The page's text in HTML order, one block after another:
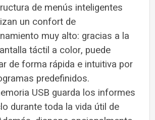
de menús inteligentes
un confort de
muy alto: gracias a la
táctil a color, puede
de forma rápida e intuitiva por
predefinidos.
USB guarda los informes
durante toda la vida útil de